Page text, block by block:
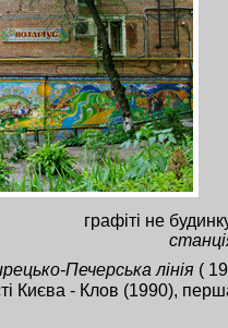
графіті не
Печерська лінія (
Києва - Клов (1990),